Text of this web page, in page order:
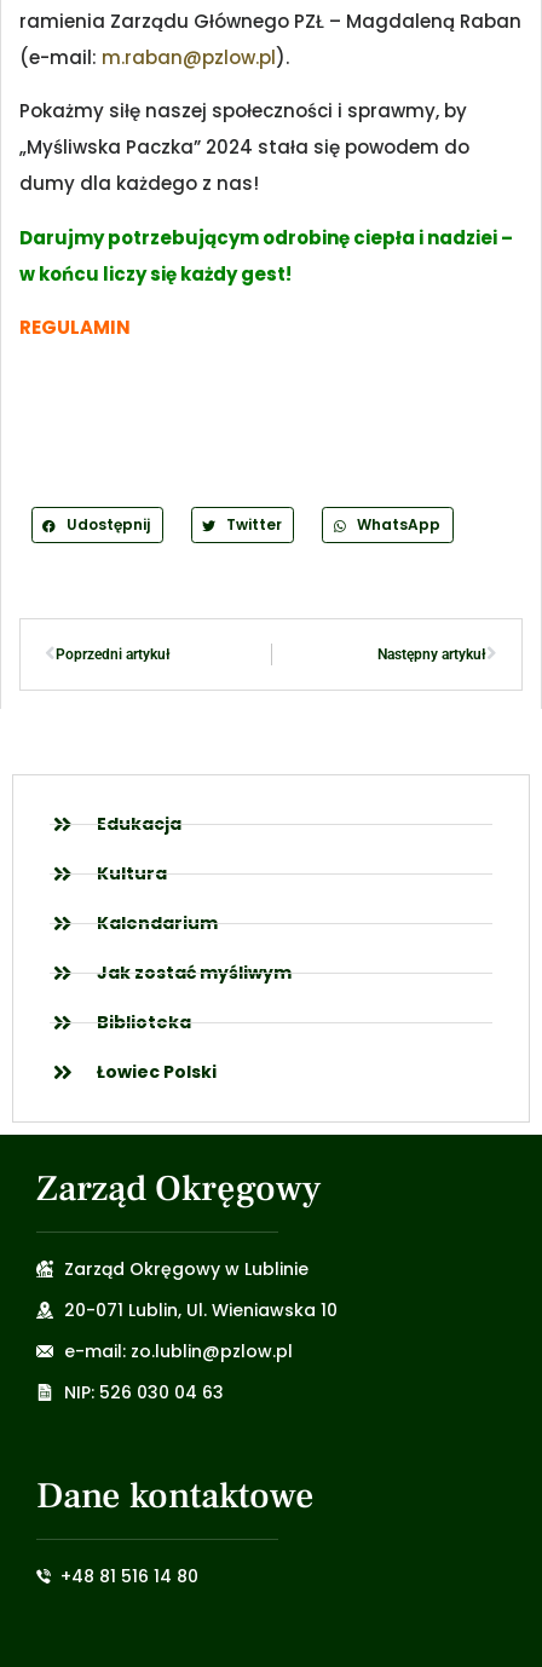
ramienia Zarządu Głównego PZŁ – Magdaleną Raban
(e-mail: m.raban@pzlow.pl).
Pokażmy siłę naszej społeczności i sprawmy, by
„Myśliwska Paczka” 2024 stała się powodem do
dumy dla każdego z nas!
Darujmy potrzebującym odrobinę ciepła i nadziei –
w końcu liczy się każdy gest!
REGULAMIN
Udostępnij Twitter WhatsApp
Poprzedni artykuł Następny artykuł
Edukacja
Kultura
Kalendarium
Jak zostać myśliwym
Biblioteka
Łowiec Polski
Zarząd Okręgowy
Zarząd Okręgowy w Lublinie
20-071 Lublin, Ul. Wieniawska 10
e-mail: zo.lublin@pzlow.pl
NIP: 526 030 04 63
Dane kontaktowe
+48 81 516 14 80